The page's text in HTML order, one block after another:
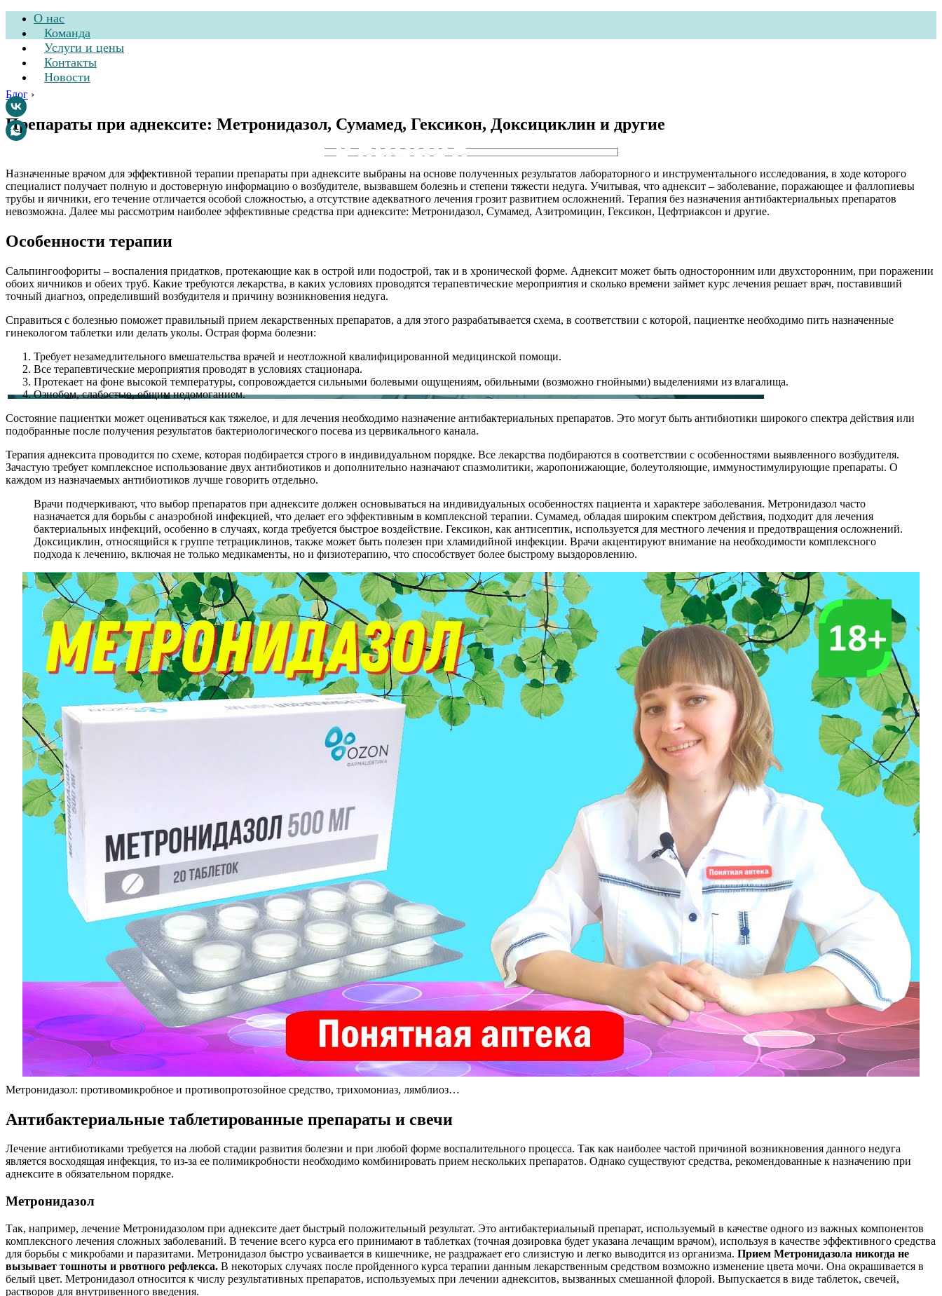
О нас
Команда
Услуги и цены
Контакты
Новости
Стоматологическая клиника
Блог ›
Препараты при аднексите: Метронидазол, Сумамед, Гексикон, Доксициклин и другие
Назначенные врачом для эффективной терапии препараты при аднексите выбраны на основе полученных результатов лабораторного и инструментального исследования, в ходе которого
специалист получает полную и достоверную информацию о возбудителе, вызвавшем болезнь и степени тяжести недуга. Учитывая, что аднексит – заболевание, поражающее и фаллопиевы
трубы и яичники, его течение отличается особой сложностью, а отсутствие адекватного лечения грозит развитием осложнений. Терапия без назначения антибактериальных препаратов
невозможна. Далее мы рассмотрим наиболее эффективные средства при аднексите: Метронидазол, Сумамед, Азитромицин, Гексикон, Цефтриаксон и другие.
Особенности терапии
Сальпингоофориты – воспаления придатков, протекающие как в острой или подострой, так и в хронической форме. Аднексит может быть односторонним или двухсторонним, при поражении
обоих яичников и обеих труб. Какие требуются лекарства, в каких условиях проводятся терапевтические мероприятия и сколько времени займет курс лечения решает врач, поставивший
точный диагноз, определивший возбудителя и причину возникновения недуга.
Справиться с болезнью поможет правильный прием лекарственных препаратов, а для этого разрабатывается схема, в соответствии с которой, пациентке необходимо пить назначенные
гинекологом таблетки или делать уколы. Острая форма болезни:
Требует незамедлительного вмешательства врачей и неотложной квалифицированной медицинской помощи.
Все терапевтические мероприятия проводят в условиях стационара.
Протекает на фоне высокой температуры, сопровождается сильными болевыми ощущениям, обильными (возможно гнойными) выделениями из влагалища.
Ознобом, слабостью, общим недомоганием.
Состояние пациентки может оцениваться как тяжелое, и для лечения необходимо назначение антибактериальных препаратов. Это могут быть антибиотики широкого спектра действия или
подобранные после получения результатов бактериологического посева из цервикального канала.
Терапия аднексита проводится по схеме, которая подбирается строго в индивидуальном порядке. Все лекарства подбираются в соответствии с особенностями выявленного возбудителя.
Зачастую требует комплексное использование двух антибиотиков и дополнительно назначают спазмолитики, жаропонижающие, болеутоляющие, иммуностимулирующие препараты. О
каждом из назначаемых антибиотиков лучше говорить отдельно.
Врачи подчеркивают, что выбор препаратов при аднексите должен основываться на индивидуальных особенностях пациента и характере заболевания. Метронидазол часто
назначается для борьбы с анаэробной инфекцией, что делает его эффективным в комплексной терапии. Сумамед, обладая широким спектром действия, подходит для лечения
бактериальных инфекций, особенно в случаях, когда требуется быстрое воздействие. Гексикон, как антисептик, используется для местного лечения и предотвращения осложнений.
Доксициклин, относящийся к группе тетрациклинов, также может быть полезен при хламидийной инфекции. Врачи акцентируют внимание на необходимости комплексного
подхода к лечению, включая не только медикаменты, но и физиотерапию, что способствует более быстрому выздоровлению.
Метронидазол: противомикробное и противопротозойное средство, трихомониаз, лямблиоз…
Антибактериальные таблетированные препараты и свечи
Лечение антибиотиками требуется на любой стадии развития болезни и при любой форме воспалительного процесса. Так как наиболее частой причиной возникновения данного недуга
является восходящая инфекция, то из-за ее полимикробности необходимо комбинировать прием нескольких препаратов. Однако существуют средства, рекомендованные к назначению при
аднексите в обязательном порядке.
Метронидазол
Так, например, лечение Метронидазолом при аднексите дает быстрый положительный результат. Это антибактериальный препарат, используемый в качестве одного из важных компонентов
комплексного лечения сложных заболеваний. В течение всего курса его принимают в таблетках (точная дозировка будет указана лечащим врачом), используя в качестве эффективного средства
для борьбы с микробами и паразитами. Метронидазол быстро усваивается в кишечнике, не раздражает его слизистую и легко выводится из организма. Прием Метронидазола никогда не
вызывает тошноты и рвотного рефлекса. В некоторых случаях после пройденного курса терапии данным лекарственным средством возможно изменение цвета мочи. Она окрашивается в
белый цвет. Метронидазол относится к числу результативных препаратов, используемых при лечении аднекситов, вызванных смешанной флорой. Выпускается в виде таблеток, свечей,
растворов для внутривенного введения.